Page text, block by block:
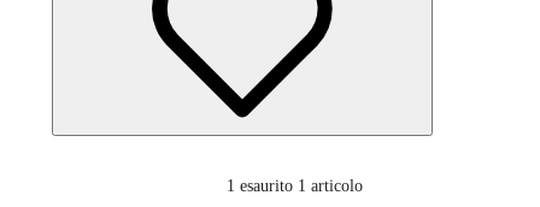
1 esaurito 1 articolo